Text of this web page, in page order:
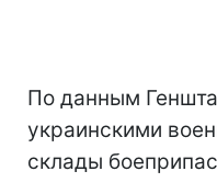
По данным
украинскими
склады